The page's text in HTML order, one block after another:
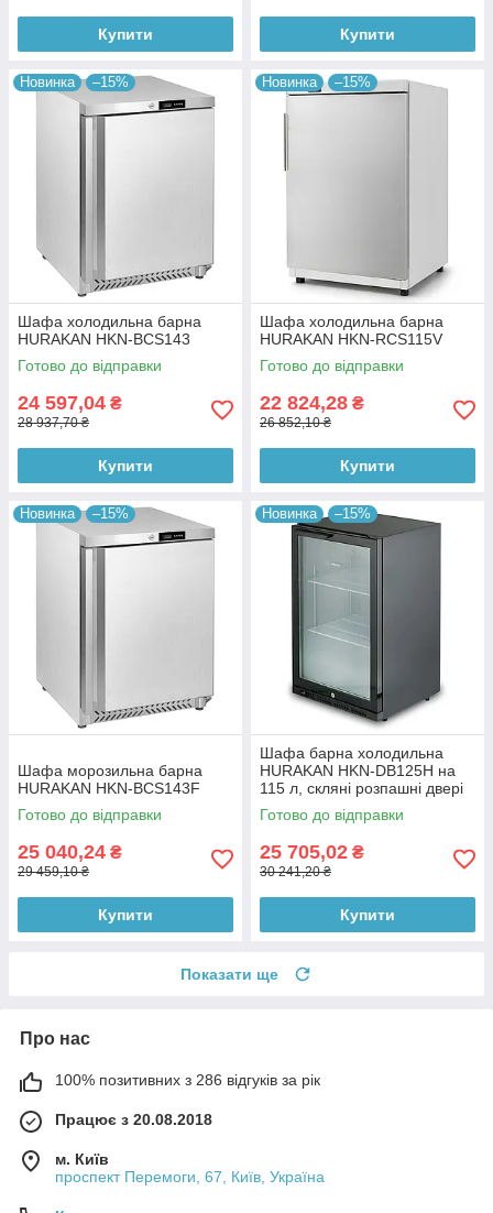
Купити Купити
Новинка –15%
Шафа холодильна барна
HURAKAN HKN-BCS143
Готово до відправки
24 597,04 ₴
28 937,70 ₴
Купити
Новинка –15%
Шафа холодильна барна
HURAKAN HKN-RCS115V
Готово до відправки
22 824,28 ₴
26 852,10 ₴
Купити
Новинка –15%
Шафа морозильна барна
HURAKAN HKN-BCS143F
Готово до відправки
25 040,24 ₴
29 459,10 ₴
Купити
Новинка –15%
Шафа барна холодильна
HURAKAN HKN-DB125H на
115 л, скляні розпашні двері
865 мм
Готово до відправки
25 705,02 ₴
30 241,20 ₴
Купити
Показати ще
Про нас
100% позитивних з 286 відгуків за рік
Працює з 20.08.2018
м. Київ
проспект Перемоги, 67, Київ, Україна